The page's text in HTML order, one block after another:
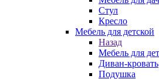
Стул
Кресло
Мебель для детской
Назад
Мебель для
Диван-кровать
Подушка